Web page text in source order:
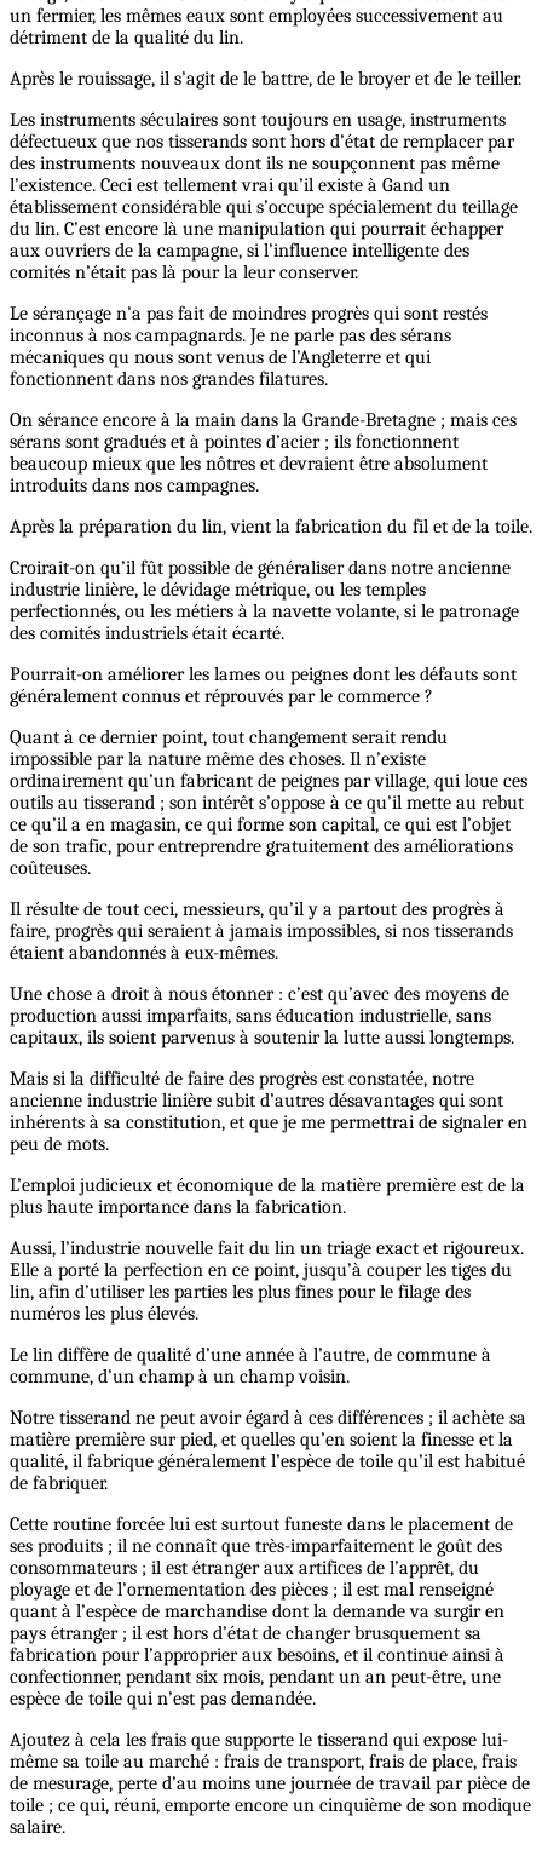
un fermier, les mêmes eaux sont employées successivement au
détriment de la qualité du lin.
Après le rouissage, il s’agit de le battre, de le broyer et de le teiller.
Les instruments séculaires sont toujours en usage, instruments
défectueux que nos tisserands sont hors d’état de remplacer par
des instruments nouveaux dont ils ne soupçonnent pas même
l’existence. Ceci est tellement vrai qu’il existe à Gand un
établissement considérable qui s’occupe spécialement du teillage
du lin. C’est encore là une manipulation qui pourrait échapper
aux ouvriers de la campagne, si l’influence intelligente des
comités n’était pas là pour la leur conserver.
Le sérançage n’a pas fait de moindres progrès qui sont restés
inconnus à nos campagnards. Je ne parle pas des sérans
mécaniques qu nous sont venus de l’Angleterre et qui
fonctionnent dans nos grandes filatures.
On sérance encore à la main dans la Grande-Bretagne ; mais ces
sérans sont gradués et à pointes d’acier ; ils fonctionnent
beaucoup mieux que les nôtres et devraient être absolument
introduits dans nos campagnes.
Après la préparation du lin, vient la fabrication du fil et de la toile.
Croirait-on qu’il fût possible de généraliser dans notre ancienne
industrie linière, le dévidage métrique, ou les temples
perfectionnés, ou les métiers à la navette volante, si le patronage
des comités industriels était écarté.
Pourrait-on améliorer les lames ou peignes dont les défauts sont
généralement connus et réprouvés par le commerce ?
Quant à ce dernier point, tout changement serait rendu
impossible par la nature même des choses. Il n’existe
ordinairement qu’un fabricant de peignes par village, qui loue ces
outils au tisserand ; son intérêt s’oppose à ce qu’il mette au rebut
ce qu’il a en magasin, ce qui forme son capital, ce qui est l’objet
de son trafic, pour entreprendre gratuitement des améliorations
coûteuses.
Il résulte de tout ceci, messieurs, qu’il y a partout des progrès à
faire, progrès qui seraient à jamais impossibles, si nos tisserands
étaient abandonnés à eux-mêmes.
Une chose a droit à nous étonner : c’est qu’avec des moyens de
production aussi imparfaits, sans éducation industrielle, sans
capitaux, ils soient parvenus à soutenir la lutte aussi longtemps.
Mais si la difficulté de faire des progrès est constatée, notre
ancienne industrie linière subit d’autres désavantages qui sont
inhérents à sa constitution, et que je me permettrai de signaler en
peu de mots.
L’emploi judicieux et économique de la matière première est de la
plus haute importance dans la fabrication.
Aussi, l’industrie nouvelle fait du lin un triage exact et rigoureux.
Elle a porté la perfection en ce point, jusqu’à couper les tiges du
lin, afin d’utiliser les parties les plus fines pour le filage des
numéros les plus élevés.
Le lin diffère de qualité d’une année à l’autre, de commune à
commune, d’un champ à un champ voisin.
Notre tisserand ne peut avoir égard à ces différences ; il achète sa
matière première sur pied, et quelles qu’en soient la finesse et la
qualité, il fabrique généralement l’espèce de toile qu’il est habitué
de fabriquer.
Cette routine forcée lui est surtout funeste dans le placement de
ses produits ; il ne connaît que très-imparfaitement le goût des
consommateurs ; il est étranger aux artifices de l’apprêt, du
ployage et de l’ornementation des pièces ; il est mal renseigné
quant à l’espèce de marchandise dont la demande va surgir en
pays étranger ; il est hors d’état de changer brusquement sa
fabrication pour l’approprier aux besoins, et il continue ainsi à
confectionner, pendant six mois, pendant un an peut-être, une
espèce de toile qui n’est pas demandée.
Ajoutez à cela les frais que supporte le tisserand qui expose lui-
même sa toile au marché : frais de transport, frais de place, frais
de mesurage, perte d’au moins une journée de travail par pièce de
toile ; ce qui, réuni, emporte encore un cinquième de son modique
salaire.